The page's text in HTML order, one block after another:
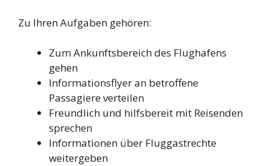
Zu Ihren Aufgaben gehören:
Zum Ankunftsbereich des Flughafens
gehen
Informationsflyer an betroffene
Passagiere verteilen
Freundlich und hilfsbereit mit Reisenden
sprechen
Informationen über Fluggastrechte
weitergeben